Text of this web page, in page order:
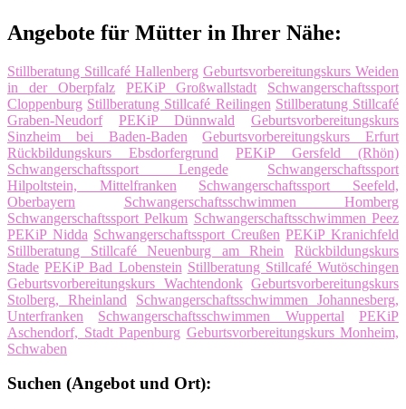
Angebote für Mütter in Ihrer Nähe:
Stillberatung Stillcafé Hallenberg Geburtsvorbereitungskurs Weiden
in der Oberpfalz
PEKiP Großwallstadt
Schwangerschaftssport
Cloppenburg Stillberatung Stillcafé Reilingen Stillberatung Stillcafé
Graben-Neudorf
PEKiP Dünnwald
Geburtsvorbereitungskurs
Sinzheim bei Baden-Baden
Geburtsvorbereitungskurs Erfurt
Rückbildungskurs Ebsdorfergrund
PEKiP Gersfeld (Rhön)
Schwangerschaftssport Lengede
Schwangerschaftssport
Hilpoltstein, Mittelfranken
Schwangerschaftssport Seefeld,
Oberbayern
Schwangerschaftsschwimmen Homberg
Schwangerschaftssport Pelkum Schwangerschaftsschwimmen Peez
PEKiP Nidda Schwangerschaftssport Creußen PEKiP Kranichfeld
Stillberatung Stillcafé Neuenburg am Rhein
Rückbildungskurs
Stade PEKiP Bad Lobenstein Stillberatung Stillcafé Wutöschingen
Geburtsvorbereitungskurs Wachtendonk Geburtsvorbereitungskurs
Stolberg, Rheinland
Schwangerschaftsschwimmen Johannesberg,
Unterfranken
Schwangerschaftsschwimmen Wuppertal
PEKiP
Aschendorf, Stadt Papenburg Geburtsvorbereitungskurs Monheim,
Schwaben
Suchen (Angebot und Ort):